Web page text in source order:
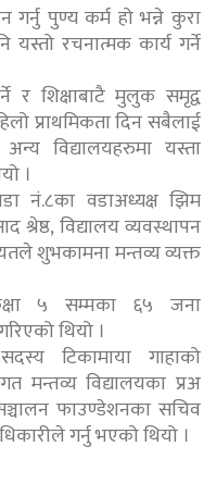
गर्नु पुण्य कर्म हो भन्ने कुरा
रचनात्मक कार्य गर्ने
र शिक्षाबाटै मुलुक समृद्व
प्राथमिकता दिन सबैलाई
विद्यालयहरुमा यस्ता
।
नं.८का वडाअध्यक्ष झिम
श्रेष्ठ, विद्यालय व्यवस्थापन
शुभकामना मन्तव्य व्यक्त
५ सम्मका ६५ जना
थियो ।
टिकामाया गाहाको
मन्तव्य विद्यालयका प्रअ
फाउण्डेशनका सचिव
गर्नु भएको थियो ।